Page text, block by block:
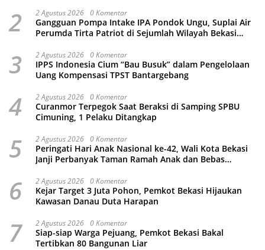
2 2 Agustus 2026 0 Komentar
Gangguan Pompa Intake IPA Pondok Ungu, Suplai Air
Perumda Tirta Patriot di Sejumlah Wilayah Bekasi
3 2 Agustus 2026 0 Komentar
IPPS Indonesia Cium “Bau Busuk” dalam Pengelolaan
Uang Kompensasi TPST Bantargebang
4 2 Agustus 2026 0 Komentar
Curanmor Terpegok Saat Beraksi di Samping SPBU
Cimuning, 1 Pelaku Ditangkap
5 2 Agustus 2026 0 Komentar
Peringati Hari Anak Nasional ke-42, Wali Kota Bekasi
Janji Perbanyak Taman Ramah Anak dan Bebas
6 2 Agustus 2026 0 Komentar
Kejar Target 3 Juta Pohon, Pemkot Bekasi Hijaukan
Kawasan Danau Duta Harapan
7 2 Agustus 2026 0 Komentar
Siap-siap Warga Pejuang, Pemkot Bekasi Bakal
Tertibkan 80 Bangunan Liar